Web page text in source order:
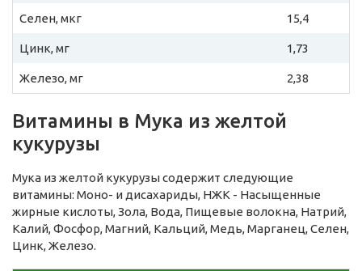
Селен, мкг 15,4
Цинк, мг 1,73
Железо, мг 2,38
Витамины в Мука из желтой
кукурузы
Мука из желтой кукурузы содержит следующие
витамины: Моно- и дисахариды, НЖК - Насыщенные
жирные кислоты, Зола, Вода, Пищевые волокна, Натрий,
Калий, Фосфор, Магний, Кальций, Медь, Марганец, Селен,
Цинк, Железо.